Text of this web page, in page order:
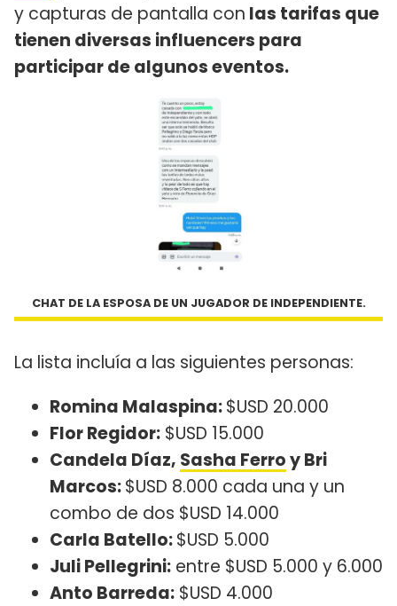
y capturas de pantalla con las tarifas que
tienen diversas influencers para
participar de algunos eventos.
CHAT DE LA ESPOSA DE UN JUGADOR DE INDEPENDIENTE.
La lista incluía a las siguientes personas:
Romina Malaspina:$USD 20.000
Flor Regidor: $USD 15.000
Candela Díaz, Sasha Ferroy Bri
Marcos:$USD 8.000 cada una y un
combo de dos $USD 14.000
Carla Batello:$USD 5.000
Juli Pellegrini: entre $USD 5.000 y 6.000
Anto Barreda: $USD 4.000